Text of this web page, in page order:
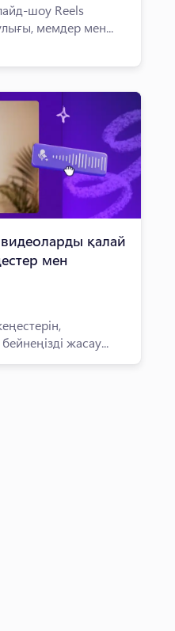
шоу Reels
мемдер мен...
қалай
мен
жасау...